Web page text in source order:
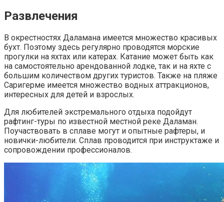
Развлечения
В окрестностях Даламана имеется множество красивых
бухт. Поэтому здесь регулярно проводятся морские
прогулки на яхтах или катерах. Катание может быть как
на самостоятельно арендованной лодке, так и на яхте с
большим количеством других туристов. Также на пляже
Саригерме имеется множество водных аттракционов,
интересных для детей и взрослых.
Для любителей экстремального отдыха подойдут
рафтинг-туры по известной местной реке Даламан.
Поучаствовать в сплаве могут и опытные рафтеры, и
новички-любители. Сплав проводится при инструктаже и
сопровождении профессионалов.